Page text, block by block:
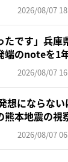
2026/08/07
たです」兵庫
のnoteを1
2026/08/07
想にならな
本地震の視
2026/08/07